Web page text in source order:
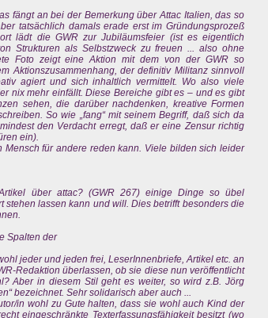
fängt an bei der Bemerkung über Attac Italien, das so
tatsächlich damals erade erst im Gründungsprozeß
lädt die GWR zur Jubiläumsfeier (ist es eigentlich
Strukturen als Selbstzweck zu freuen ... also ohne
Foto zeigt eine Aktion mit dem von der GWR so
Aktionszusammenhang, der definitiv Militanz sinnvoll
agiert und sich inhaltlich vermittelt. Wo also viele
nix mehr einfällt. Diese Bereiche gibt es – und es gibt
sehen, die darüber nachdenken, kreative Formen
So wie „fang“ mit seinem Begriff, daß sich da
den Verdacht erregt, daß er eine Zensur richtig
ein).
für andere reden kann. Viele bilden sich leider
über attac? (GWR 267) einige Dinge so übel
lassen kann und will. Dies betrifft besonders die
Spalten der
jeder und jeden frei, LeserInnenbriefe, Artikel etc. an
Redaktion überlassen, ob sie diese nun veröffentlicht
Aber in diesem Stil geht es weiter, so wird z.B. Jörg
bezeichnet. Sehr solidarisch aber auch ...
in wohl zu Gute halten, dass sie wohl auch Kind der
eingeschränkte Texterfassungsfähigkeit besitzt (wo